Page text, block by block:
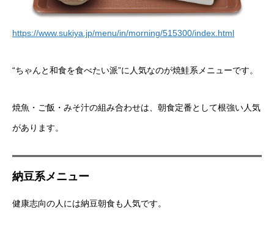
https://www.sukiya.jp/menu/in/morning/515300/index.html
“ちゃんと和食を食べたい派”に人気なのが焼鮭系メニューです。
焼魚・ご飯・みそ汁の組み合わせは、朝食定番として根強い人気
があります。
納豆系メニュー
健康志向の人には納豆朝食も人気です。